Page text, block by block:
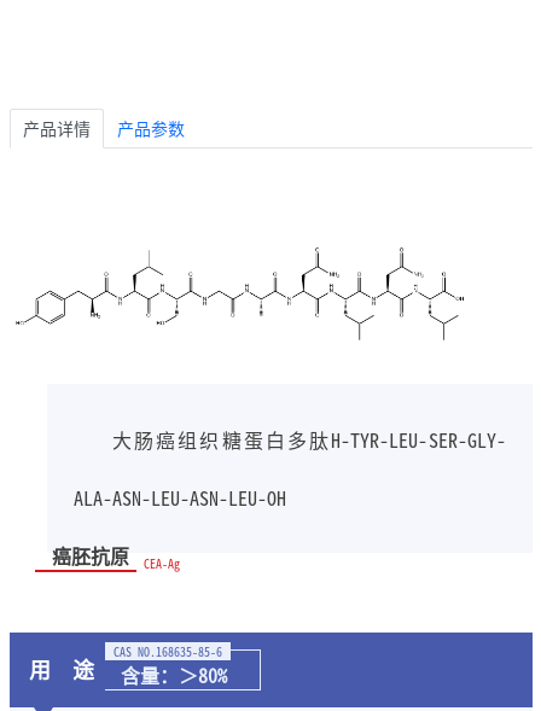
产品详情 产品参数
大肠癌组织糖蛋白多肽H-TYR-LEU-SER-GLY-
ALA-ASN-LEU-ASN-LEU-OH
癌胚抗原
CEA-Ag
用 途
CAS NO.168635-85-6
含量：＞80%